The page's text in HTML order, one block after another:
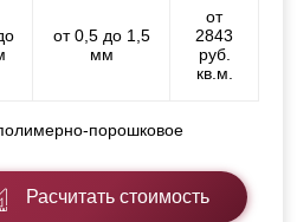
от 0,5 до 1,5
мм
от
2843
руб.
кв.м.
порошковое
Расчитать стоимость